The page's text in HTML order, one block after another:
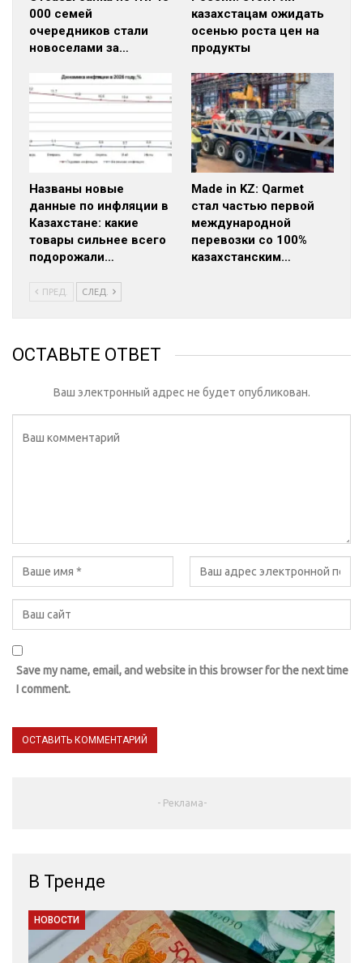
000 семей
очередников стали
новоселами за…
казахстацам ожидать
осенью роста цен на
продукты
Названы новые
данные по инфляции в
Казахстане: какие
товары сильнее всего
подорожали…
Made in KZ: Qarmet
стал частью первой
международной
перевозки со 100%
казахстанским…
ПРЕД. СЛЕД.
ОСТАВЬТЕ ОТВЕТ
Ваш электронный адрес не будет опубликован.
Save my name, email, and website in this browser for the next time
I comment.
- Реклама-
В Тренде
НОВОСТИ